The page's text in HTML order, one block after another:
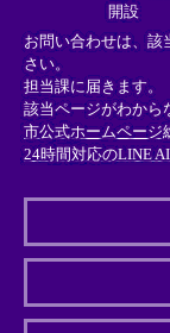
開設
お問い合わせは、該
さい。
担当課に届きます。
該当ページがわから
市公式ホームページ
24時間対応のLINE
外
リ
ン
＞